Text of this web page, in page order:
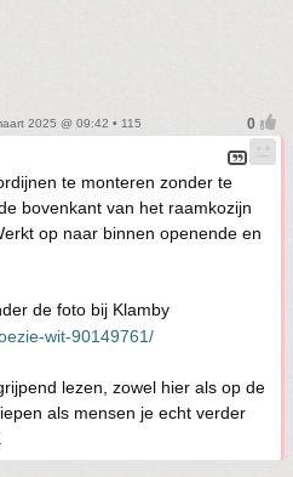
2025 @ 09:42 • 115
te monteren zonder te
bovenkant van het raamkozijn
op naar binnen openende en
de foto bij Klamby
wit-90149761/
lezen, zowel hier als op de
als mensen je echt verder